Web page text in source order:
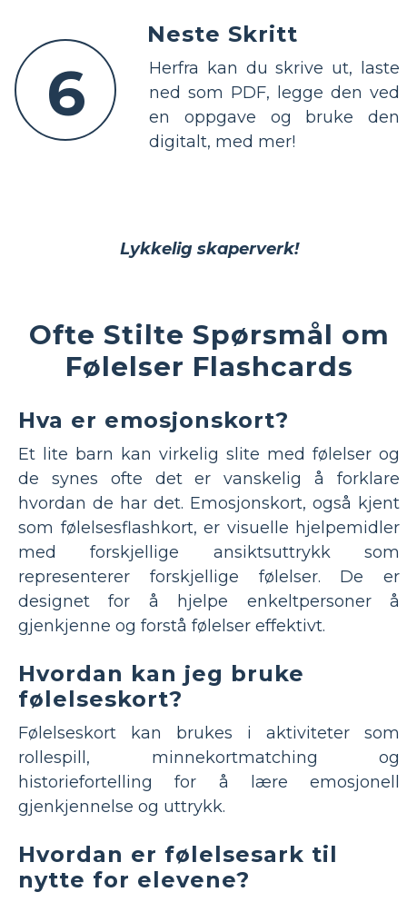
6
Neste Skritt
Herfra kan du skrive ut, laste
ned som PDF, legge den ved
en oppgave og bruke den
digitalt, med mer!
Lykkelig skaperverk!
Ofte Stilte Spørsmål om
Følelser Flashcards
Hva er emosjonskort?
Et lite barn kan virkelig slite med følelser og
de synes ofte det er vanskelig å forklare
hvordan de har det. Emosjonskort, også kjent
som følelsesflashkort, er visuelle hjelpemidler
med forskjellige ansiktsuttrykk som
representerer forskjellige følelser. De er
designet for å hjelpe enkeltpersoner å
gjenkjenne og forstå følelser effektivt.
Hvordan kan jeg bruke
følelseskort?
Følelseskort kan brukes i aktiviteter som
rollespill, minnekortmatching og
historiefortelling for å lære emosjonell
gjenkjennelse og uttrykk.
Hvordan er følelsesark til
nytte for elevene?